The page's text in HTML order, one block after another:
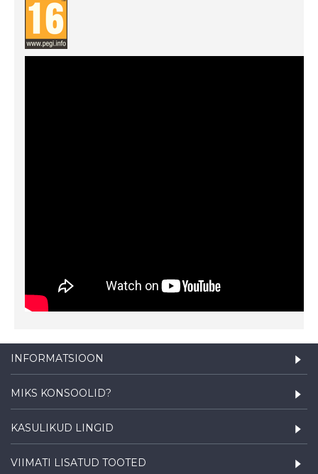
INFORMATSIOON
MIKS KONSOOLID?
KASULIKUD LINGID
VIIMATI LISATUD TOOTED